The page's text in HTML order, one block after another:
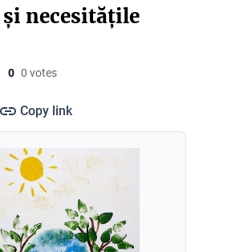
necesitățile
0 0 votes
Copy link